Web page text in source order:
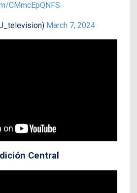
CMmcEpQNFS
March 7, 2024
Central